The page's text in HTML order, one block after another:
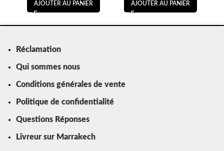
AJOUTER AU PANIER AJOUTER AU PANIER
Réclamation
Qui sommes nous
Conditions générales de vente
Politique de confidentialité
Questions Réponses
Livreur sur Marrakech